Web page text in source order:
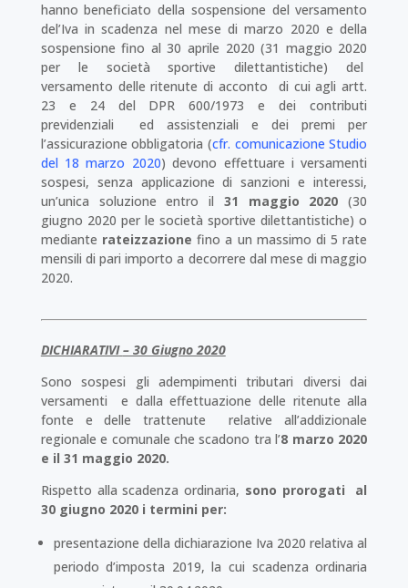
hanno beneficiato della sospensione del versamento
del’Iva in scadenza nel mese di marzo 2020 e della
sospensione fino al 30 aprile 2020 (31 maggio 2020
per le società sportive dilettantistiche) del
versamento delle ritenute di acconto di cui agli artt.
23 e 24 del DPR 600/1973 e dei contributi
previdenziali ed assistenziali e dei premi per
l’assicurazione obbligatoria (cfr. comunicazione Studio
del 18 marzo 2020) devono effettuare i versamenti
sospesi, senza applicazione di sanzioni e interessi,
un’unica soluzione entro il 31 maggio 2020 (30
giugno 2020 per le società sportive dilettantistiche) o
mediante rateizzazione fino a un massimo di 5 rate
mensili di pari importo a decorrere dal mese di maggio
2020.
DICHIARATIVI – 30 Giugno 2020
Sono sospesi gli adempimenti tributari diversi dai
versamenti e dalla effettuazione delle ritenute alla
fonte e delle trattenute relative all’addizionale
regionale e comunale che scadono tra l’8 marzo 2020
e il 31 maggio 2020.
Rispetto alla scadenza ordinaria, sono prorogati al
30 giugno 2020 i termini per:
presentazione della dichiarazione Iva 2020 relativa al
periodo d’imposta 2019, la cui scadenza ordinaria